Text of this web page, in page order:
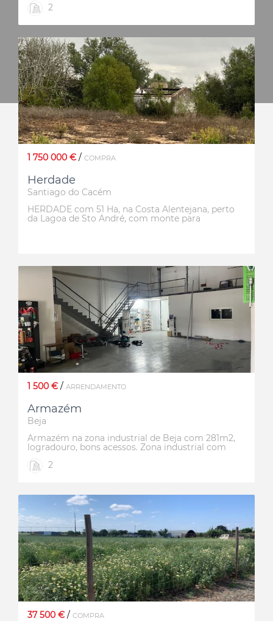
movimento.
2
1 750 000 € / COMPRA
Herdade
Santiago do Cacém
HERDADE com 51 Ha, na Costa Alentejana, perto
da Lagoa de Sto André, com monte para
1 500 € / ARRENDAMENTO
Armazém
Beja
Armazém na zona industrial de Beja com 281m2,
logradouro, bons acessos. Zona industrial com
movimento.
2
37 500 € / COMPRA